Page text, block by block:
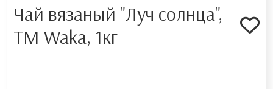
Чай вязаный "Луч солнца",
TM Waka, 1кг